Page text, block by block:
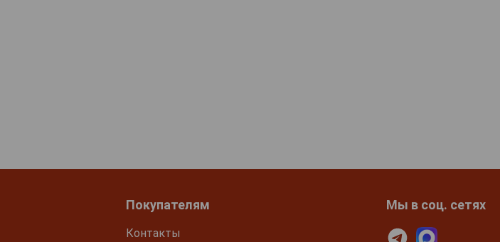
Покупателям
Контакты
Мы в соц. сетях